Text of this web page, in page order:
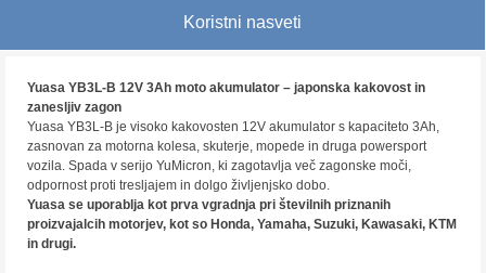
Koristni nasveti
Yuasa YB3L-B 12V 3Ah moto akumulator – japonska kakovost in
zanesljiv zagon
Yuasa YB3L-B je visoko kakovosten 12V akumulator s kapaciteto 3Ah,
zasnovan za motorna kolesa, skuterje, mopede in druga powersport
vozila. Spada v serijo YuMicron, ki zagotavlja več zagonske moči,
odpornost proti tresljajem in dolgo življenjsko dobo.
Yuasa se uporablja kot prva vgradnja pri številnih priznanih
proizvajalcih motorjev, kot so Honda, Yamaha, Suzuki, Kawasaki, KTM
in drugi.